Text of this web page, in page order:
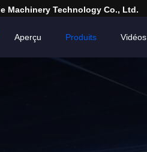
Machinery Technology Co., Ltd.
Aperçu Produits Vidéos